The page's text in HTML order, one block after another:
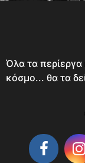
Όλα τα
κόσμο... θα τα